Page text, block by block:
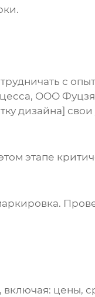
с
ООО
дизайна] свои
этапе
цены,